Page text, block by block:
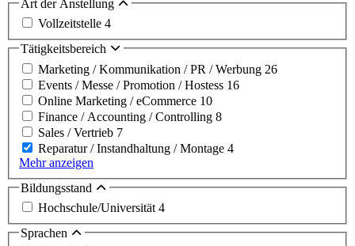
Art der Anstellung
Vollzeitstelle 4
Tätigkeitsbereich
Marketing / Kommunikation / PR / Werbung 26
Events / Messe / Promotion / Hostess 16
Online Marketing / eCommerce 10
Finance / Accounting / Controlling 8
Sales / Vertrieb 7
Reparatur / Instandhaltung / Montage 4
Mehr anzeigen
Bildungsstand
Hochschule/Universität4
Sprachen